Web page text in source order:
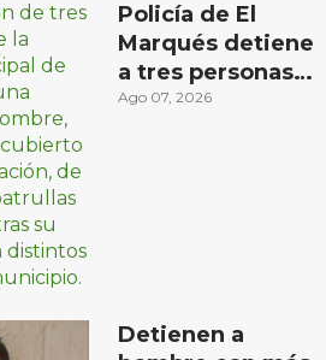
Policía de El
Marqués detiene
a tres personas
con distintos
Ago 07, 2026
Detienen a